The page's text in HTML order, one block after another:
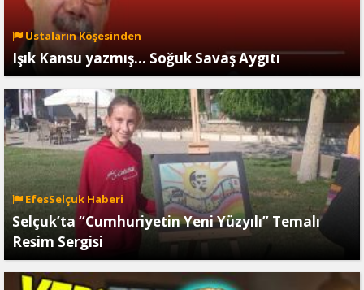
Ustaların Köşesinden
Işık Kansu yazmış… Soğuk Savaş Aygıtı
EfesSelçuk Haberi
Selçuk’ta “Cumhuriyetin Yeni Yüzyılı” Temalı
Resim Sergisi